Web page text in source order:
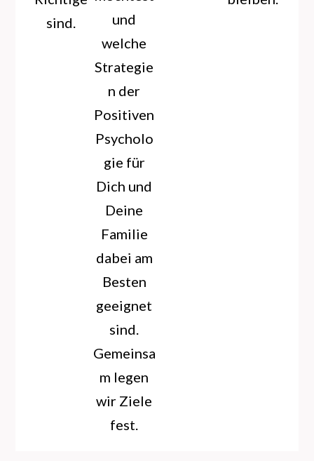
sind.
und
welche
Strategie
n der
Positiven
Psycholo
gie für
Dich und
Deine
Familie
dabei am
Besten
geeignet
sind.
Gemeinsa
m legen
wir Ziele
fest.